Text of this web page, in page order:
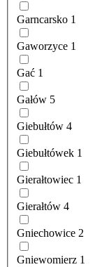
Garncarsko 1
Gaworzyce 1
Gać 1
Gałów 5
Giebułtów 4
Giebułtówek 1
Gierałtowiec 1
Gierałtów 4
Gniechowice 2
Gniewomierz 1